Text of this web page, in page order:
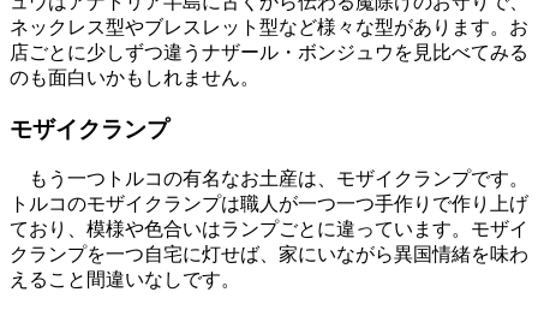
ネックレス型やブレスレット型など様々な型があります。お
店ごとに少しずつ違うナザール・ボンジュウを見比べてみる
のも面白いかもしれません。
モザイクランプ
もう一つトルコの有名なお土産は、モザイクランプです。
トルコのモザイクランプは職人が一つ一つ手作りで作り上げ
ており、模様や色合いはランプごとに違っています。モザイ
クランプを一つ自宅に灯せば、家にいながら異国情緒を味わ
えること間違いなしです。